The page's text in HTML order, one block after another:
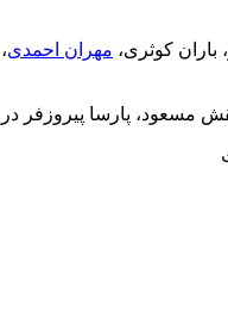
باران کوثری، مهران احمدی،
پارسا پیروزفر